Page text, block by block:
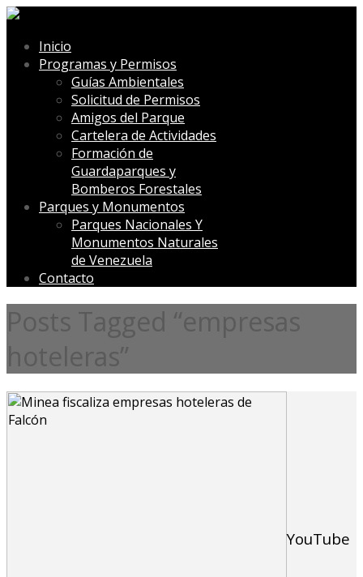
Inicio
Programas y Permisos
Guías Ambientales
Solicitud de Permisos
Amigos del Parque
Cartelera de Actividades
Formación de
Guardaparques y
Bomberos Forestales
Parques y Monumentos
Parques Nacionales Y
Monumentos Naturales
de Venezuela
Contacto
Posts Tagged “empresas
hoteleras”
YouTube